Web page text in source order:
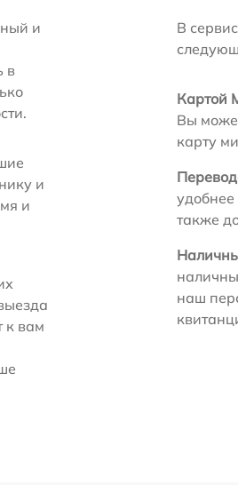
и
в
и
и
к вам
В
Картой
Вы
карту
удобнее
также
наш